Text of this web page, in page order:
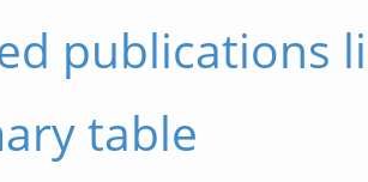
publications
table